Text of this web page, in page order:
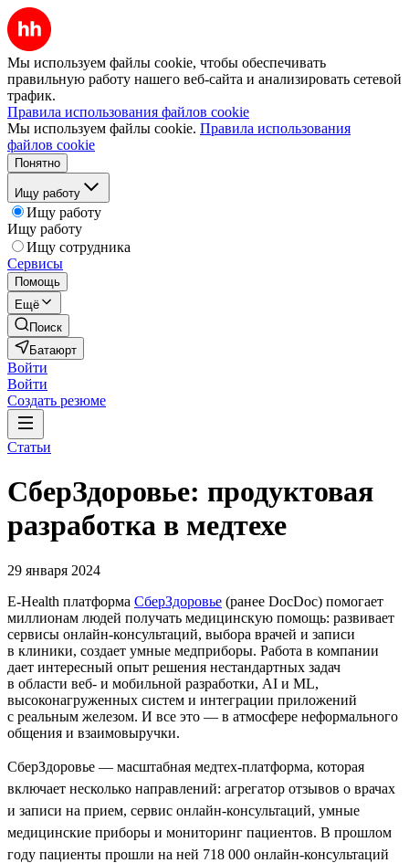
Мы используем файлы cookie, чтобы обеспечивать
правильную работу нашего веб-сайта и анализировать сетевой
трафик.
Правила использования файлов cookie
Мы используем файлы cookie. Правила использования
файлов cookie
Понятно
Ищу работу
Ищу работу
Ищу работу
Ищу сотрудника
Сервисы
Помощь
Ещё
Поиск
Батаюрт
Войти
Войти
Создать резюме
Статьи
СберЗдоровье: продуктовая
разработка в медтехе
29 января 2024
E-Health платформа СберЗдоровье (ранее DocDoc) помогает
миллионам людей получать медицинскую помощь: развивает
сервисы онлайн-консультаций, выбора врачей и записи
в клиники, создает умные медприборы. Работа в компании
дает интересный опыт решения нестандартных задач
в области веб- и мобильной разработки, AI и ML,
высоконагруженных систем и интеграции приложений
с реальным железом. И все это — в атмосфере неформального
общения и взаимовыручки.
СберЗдоровье — масштабная медтех-платформа, которая
включает несколько направлений: агрегатор отзывов о врачах
и записи на прием, сервис онлайн-консультаций, умные
медицинские приборы и мониторинг пациентов. В прошлом
году пациенты прошли на ней 718 000 онлайн-консультаций